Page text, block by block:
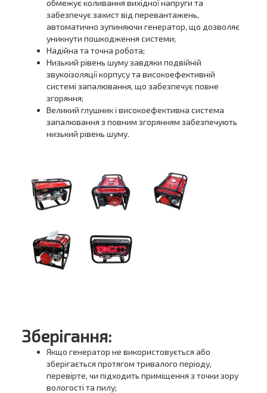
обмежує коливання вихідної напруги та
забезпечує захист від перевантажень,
автоматично зупиняючи генератор, що дозволяє
уникнути пошкодження системи;
Надійна та точна робота;
Низький рівень шуму завдяки подвійній
звукоізоляції корпусу та високоефективній
системі запалювання, що забезпечує повне
згоряння;
Великий глушник і високоефективна система
запалювання з повним згорянням забезпечують
низький рівень шуму.
Зберігання:
Якщо генератор не використовується або
зберігається протягом тривалого періоду,
перевірте, чи підходить приміщення з точки зору
вологості та пилу;